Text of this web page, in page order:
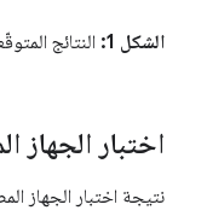
الشكل 1: النتائج
اختبار الجهاز
نتيجة اختبار الجهاز